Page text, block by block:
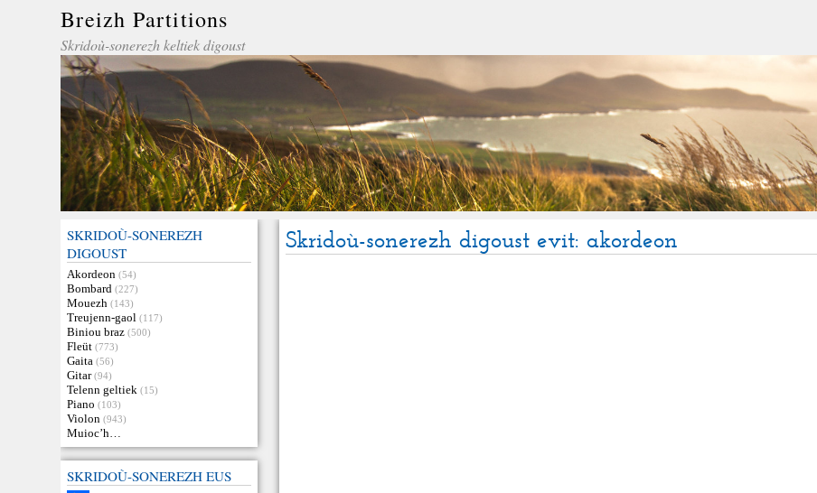
Breizh Partitions
Skridoù-sonerezh keltiek digoust
SKRIDOÙ-SONEREZH
DIGOUST
Akordeon (54)
Bombard (227)
Mouezh (143)
Treujenn-gaol (117)
Biniou braz (500)
Fleüt (773)
Gaita (56)
Gitar (94)
Telenn geltiek (15)
Piano (103)
Violon (943)
Muioc’h…
SKRIDOÙ-SONEREZH EUS
Skridoù-sonerezh digoust evit: akordeon